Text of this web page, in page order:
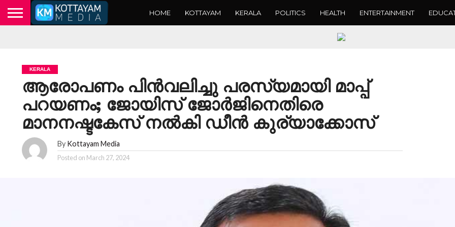
HOME KOTTAYAM KERALA POLITICS HEALTH ENTERTAINMENT
KERALA
ആരോപണം പിൻവലിച്ചു പരസ്യമായി മാപ്പ്
പറയണം; ജോയിസ് ജോർജിനെതിരെ
മാനനഷ്ടകേസ് നല്‍കി ഡീന്‍ കുര്യാക്കോസ്
By Kottayam Media
Posted on March 27, 2024